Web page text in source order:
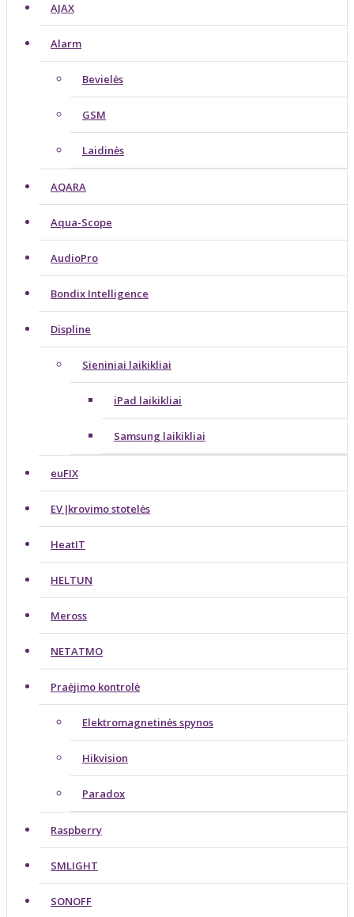
AJAX
Alarm
Bevielės
GSM
Laidinės
AQARA
Aqua-Scope
AudioPro
Bondix Intelligence
Displine
Sieniniai laikikliai
iPad laikikliai
Samsung laikikliai
euFIX
EV Įkrovimo stotelės
HeatIT
HELTUN
Meross
NETATMO
Praėjimo kontrolė
Elektromagnetinės spynos
Hikvision
Paradox
Raspberry
SMLIGHT
SONOFF